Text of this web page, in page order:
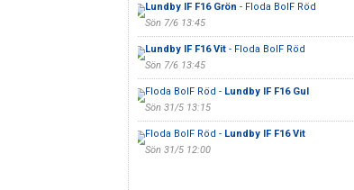
Lundby IF F16 Grön - Floda BoIF Röd
Sön 7/6 13:45
Lundby IF F16 Vit- Floda BoIF Röd
Sön 7/6 13:45
Floda BoIF Röd - Lundby IF F16 Gul
Sön 31/5 13:15
Floda BoIF Röd - Lundby IF F16 Vit
Sön 31/5 12:00